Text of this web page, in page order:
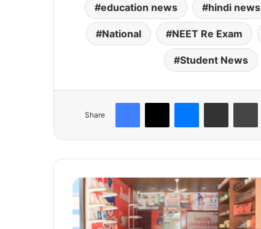
education news hindi news
National NEET Re Exam
Student News
Share
भ
ग
वा